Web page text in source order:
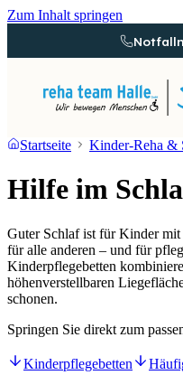
Zum Inhalt springen
Startseite Kinder-Reha &
Hilfe im
Guter Schlaf ist für Kinder
für alle anderen – und für
Kinderpflegebetten
höhenverstellbaren
schonen.
Springen Sie direkt zum
Kinderpflegebetten